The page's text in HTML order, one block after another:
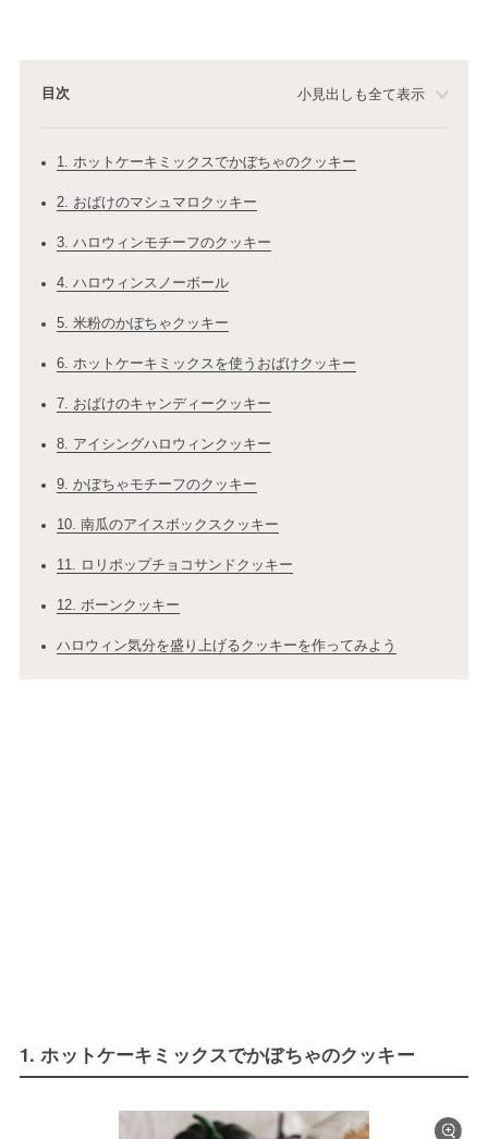
目次 小見出しも全て表示
1. ホットケーキミックスでかぼちゃのクッキー
2. おばけのマシュマロクッキー
3. ハロウィンモチーフのクッキー
4. ハロウィンスノーボール
5. 米粉のかぼちゃクッキー
6. ホットケーキミックスを使うおばけクッキー
7. おばけのキャンディークッキー
8. アイシングハロウィンクッキー
9. かぼちゃモチーフのクッキー
10. 南瓜のアイスボックスクッキー
11. ロリポップチョコサンドクッキー
12. ボーンクッキー
ハロウィン気分を盛り上げるクッキーを作ってみよう
1. ホットケーキミックスでかぼちゃのクッキー